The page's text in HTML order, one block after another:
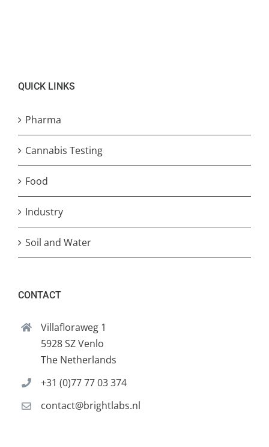
QUICK LINKS
Pharma
Cannabis Testing
Food
Industry
Soil and Water
CONTACT
Villafloraweg 1
5928 SZ Venlo
The Netherlands
+31 (0)77 77 03 374
contact@brightlabs.nl